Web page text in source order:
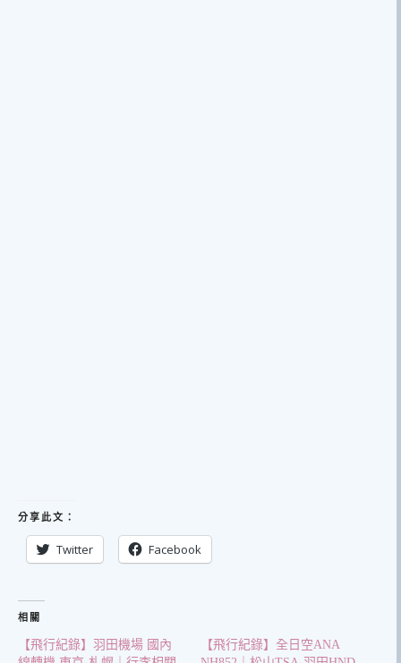
分享此文：
Twitter Facebook
相關
【飛行紀錄】羽田機場 國內
【飛行紀錄】全日空ANA